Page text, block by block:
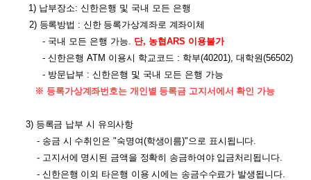
1) 납부장소: 신한은행 및 국내 모든 은행
2) 등록방법 : 신한 등록가상계좌로 계좌이체
- 국내 모든 은행 가능. 단, 농협ARS 이용불가
- 신한은행 ATM 이용시 학교코드 : 학부(40201), 대학원(56502)
- 방문납부 : 신한은행 및 국내 모든 은행 가능
※ 등록가상계좌번호는 개인별 등록금 고지서에서 확인 가능
3) 등록금 납부 시 유의사항
- 송금 시 수취인은 "숙명여(학생이름)"으로 표시됩니다.
- 고지서에 명시된 금액을 정확히 송금하여야 입금처리됩니다.
- 신한은행 이외 타은행 이용 시에는 송금수수료가 발생됩니다.